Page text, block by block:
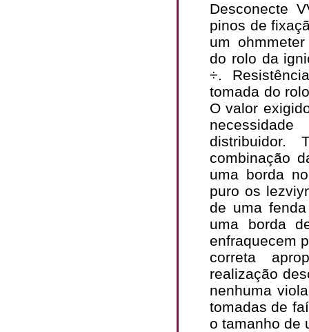
Desconecte
pinos de
um
do rolo da
÷.
tomada do
O valor
distribuidor.
combinação
uma borda
puro os
de uma
uma borda
enfraquecem
correta
realização
nenhuma
tomadas de
o tamanho de